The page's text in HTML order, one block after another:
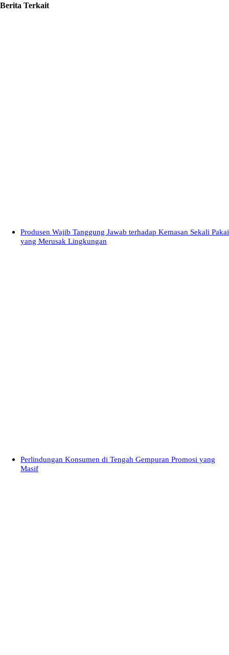
Berita Terkait
Produsen Wajib Tanggung Jawab terhadap Kemasan Sekali Pakai
yang Merusak Lingkungan
Perlindungan Konsumen di Tengah Gempuran Promosi yang
Masif